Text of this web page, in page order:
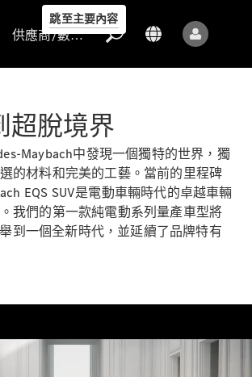
跳至主要內容
供應商/數據保護
超脫境界
Maybach中發現一個獨特的世界，獨
的材料和完美的工藝。當前的里程碑
EQS SUV是電動車輛時代的卓越車輛
我們的第一款純電動系列量產車型將
到一個全新時代，並延續了品牌特有